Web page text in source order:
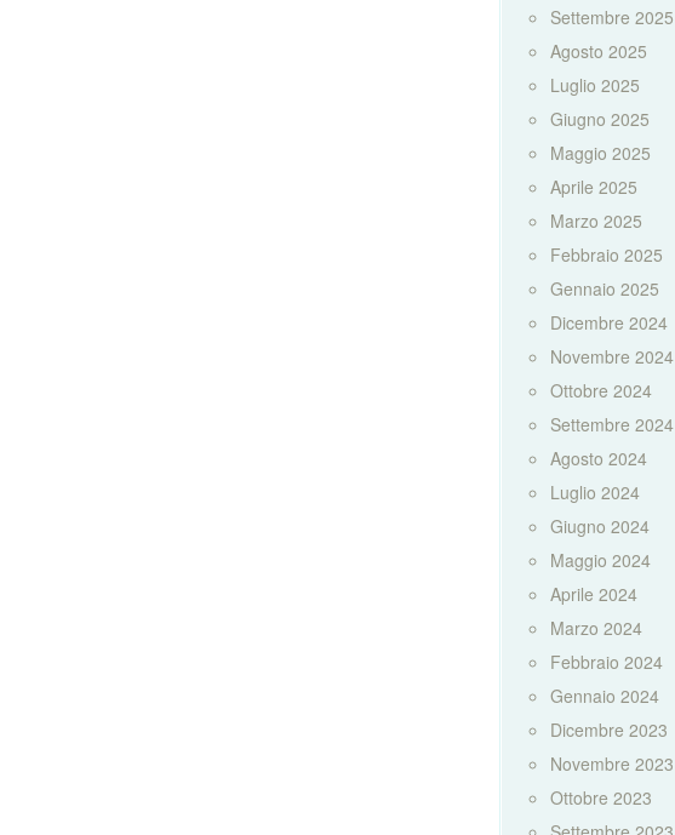
Settembre 2025
Agosto 2025
Luglio 2025
Giugno 2025
Maggio 2025
Aprile 2025
Marzo 2025
Febbraio 2025
Gennaio 2025
Dicembre 2024
Novembre 2024
Ottobre 2024
Settembre 2024
Agosto 2024
Luglio 2024
Giugno 2024
Maggio 2024
Aprile 2024
Marzo 2024
Febbraio 2024
Gennaio 2024
Dicembre 2023
Novembre 2023
Ottobre 2023